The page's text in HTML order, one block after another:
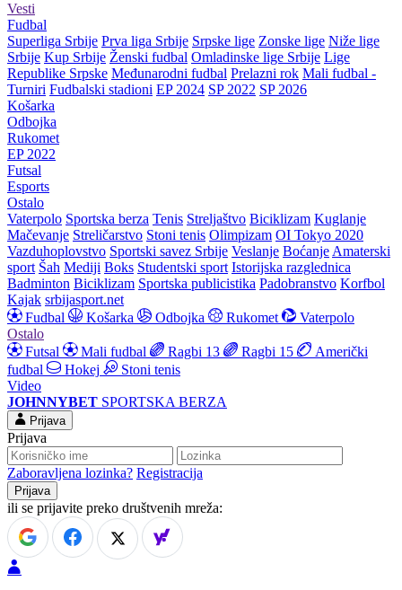
Vesti
Fudbal
Superliga Srbije Prva liga Srbije Srpske lige Zonske lige Niže lige
Srbije Kup Srbije Ženski fudbal Omladinske lige Srbije Lige
Republike Srpske Međunarodni fudbal Prelazni rok Mali fudbal -
Turniri Fudbalski stadioni EP 2024 SP 2022 SP 2026
Košarka
Odbojka
Rukomet
EP 2022
Futsal
Esports
Ostalo
Vaterpolo Sportska berza Tenis Streljaštvo Biciklizam Kuglanje
Mačevanje Streličarstvo Stoni tenis Olimpizam OI Tokyo 2020
Vazduhoplovstvo Sportski savez Srbije Veslanje Boćanje Amaterski
sport Šah Mediji Boks Studentski sport Istorijska razglednica
Badminton Biciklizam Sportska publicistika Padobranstvo Korfbol
Kajak srbijasport.net
Fudbal
Košarka Odbojka Rukomet
Vaterpolo
Ostalo
Futsal
Mali fudbal Ragbi 13 Ragbi 15
Američki
fudbal
Hokej
Stoni tenis
Video
JOHNNYBET SPORTSKA BERZA
Prijava
Prijava
Zaboravljena lozinka? Registracija
ili se prijavite preko društvenih mreža: